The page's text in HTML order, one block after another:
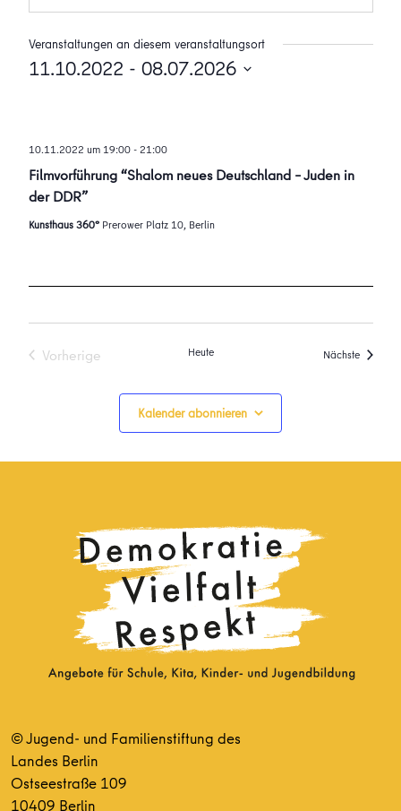
Veranstaltungen an diesem veranstaltungsort
11.10.2022 - 08.07.2026
Filmvorführung “Shalom neues Deutschland – Juden in
der DDR”
10.11.2022 um 19:00-21:00
Kunsthaus 360° Prerower Platz 10, Berlin
Vorherige
Heute Nächste
Kalender abonnieren
© Jugend- und Familienstiftung des
Landes Berlin
Ostseestraße 109
10409 Berlin